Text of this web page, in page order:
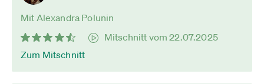
Mit Alexandra Polunin
Mitschnitt vom 22.07.2025
Zum Mitschnitt